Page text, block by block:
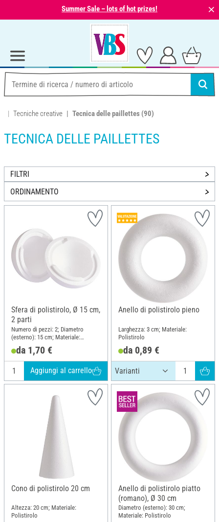
Summer Sale – lots of hot prizes! ⨯
Tecniche creative Tecnica delle paillettes (90)
TECNICA DELLE PAILLETTES
FILTRI
ORDINAMENTO
Sfera di polistirolo, Ø 15 cm,
2 parti
Numero di pezzi: 2; Diametro
(esterno): 15 cm; Materiale:
Polistirolo
da 1,70 €
Aggiungi al carrello
Anello di polistirolo pieno
Larghezza: 3 cm; Materiale:
Polistirolo
da 0,89 €
Cono di polistirolo 20 cm
Altezza: 20 cm; Materiale:
Polistirolo
Anello di polistirolo piatto
(romano), Ø 30 cm
Diametro (esterno): 30 cm;
Materiale: Polistirolo